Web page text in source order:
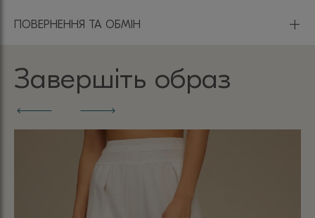
ПОВЕРНЕННЯ ТА ОБМІН +
Завершіть образ